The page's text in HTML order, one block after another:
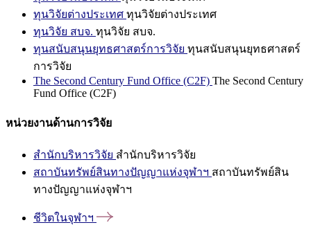
ทุนวิจัยต่างประเทศ ทุนวิจัยต่างประเทศ
ทุนวิจัย สบจ. ทุนวิจัย สบจ.
ทุนสนับสนุนยุทธศาสตร์การวิจัย ทุนสนับสนุนยุทธศาสตร์
การวิจัย
The Second Century Fund Office (C2F) The Second Century
Fund Office (C2F)
หน่วยงานด้านการวิจัย
สำนักบริหารวิจัย สำนักบริหารวิจัย
สถาบันทรัพย์สินทางปัญญาแห่งจุฬาฯ สถาบันทรัพย์สิน
ทางปัญญาแห่งจุฬาฯ
ชีวิตในจุฬาฯ